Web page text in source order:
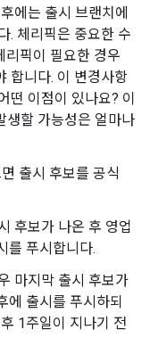
에는 출시 브랜치에
. 체리픽은 중요한 수
리픽이 필요한 경우
합니다. 이 변경사항
떤 이점이 있나요? 이
생할 가능성은 얼마나
출시 후보를 공식
후보가 나온 후 영업
를 푸시합니다.
마지막 출시 후보가
에 출시를 푸시하되
1주일이 지나기 전